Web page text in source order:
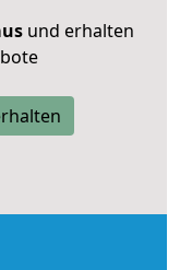
und erhalten